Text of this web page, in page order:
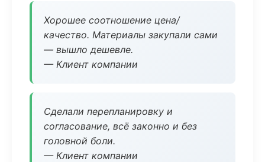
Хорошее соотношение цена/
качество. Материалы закупали сами
— вышло дешевле.
— Клиент компании
Сделали перепланировку и
согласование, всё законно и без
головной боли.
— Клиент компании